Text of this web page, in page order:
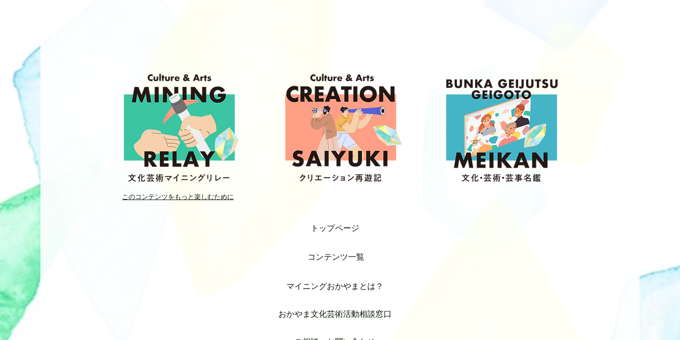
このコンテンツをもっと楽しむために
トップページ
コンテンツ一覧
マイニングおかやまとは？
おかやま文化芸術活動相談窓口